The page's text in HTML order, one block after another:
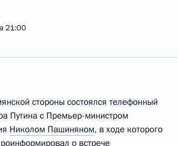
21:00
стороны состоялся телефонный
Путина с Премьер-министром
Николом Пашиняном, в ходе которого
о встрече